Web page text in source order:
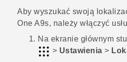
POMOC TECHNICZNA
Urządzenia i akcesoria HTC
Aby wyszukać swoją
One A9s, należy włączyć
Na ekranie głównym
> Ustawienia >